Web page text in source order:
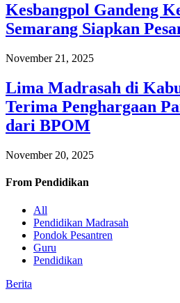
Kesbangpol Gandeng
Semarang Siapkan
November 21, 2025
Lima Madrasah di
Terima Penghargaan
dari BPOM
November 20, 2025
From Pendidikan
All
Pendidikan Madrasah
Pondok Pesantren
Guru
Pendidikan
Berita